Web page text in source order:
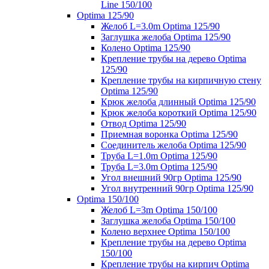
Line 150/100
Optima 125/90
Желоб L=3.0m Optima 125/90
Заглушка желоба Optima 125/90
Колено Optima 125/90
Крепление трубы на дерево Optima
125/90
Крепление трубы на кирпичную стену
Optima 125/90
Крюк желоба длинный Optima 125/90
Крюк желоба короткий Optima 125/90
Отвод Optima 125/90
Приемная воронка Optima 125/90
Соединитель желоба Optima 125/90
Труба L=1.0m Optima 125/90
Труба L=3.0m Optima 125/90
Угол внешний 90гр Optima 125/90
Угол внутренний 90гр Optima 125/90
Optima 150/100
Желоб L=3m Optima 150/100
Заглушка желоба Optima 150/100
Колено верхнее Optima 150/100
Крепление трубы на дерево Optima
150/100
Крепление трубы на кирпич Optima